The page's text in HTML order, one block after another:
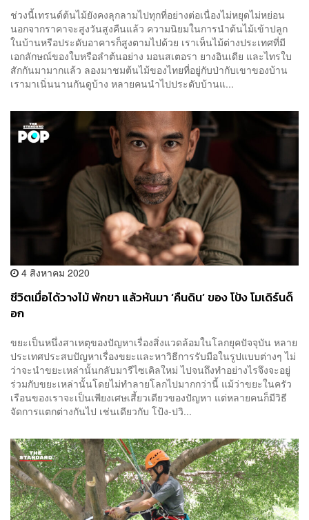
ช่วงนี้เทรนด์ต้นไม้ยังคงลุกลามไปทุกที่อย่างต่อเนื่องไม่หยุดไม่หย่อน
นอกจากราคาจะสูงวันสูงคืนแล้ว ความนิยมในการนำต้นไม้เข้าปลูก
ในบ้านหรือประดับอาคารก็สูงตามไปด้วย เราเห็นไม้ต่างประเทศที่มี
เอกลักษณ์ของใบหรือลำต้นอย่าง มอนสเตอรา ยางอินเดีย และไทรใบ
สักกันมามากแล้ว ลองมาชมต้นไม้ของไทยที่อยู่กับป่ากับเขาของบ้าน
เรามาเนิ่นนานกันดูบ้าง หลายคนนำไปประดับบ้านแ...
4 สิงหาคม 2020
ชีวิตเมื่อได้วางไม้ พักขา แล้วหันมา ‘คืนดิน’ ของ โป้ง โมเดิร์นด็
อก
ขยะเป็นหนึ่งสาเหตุของปัญหาเรื่องสิ่งแวดล้อมในโลกยุคปัจจุบัน หลาย
ประเทศประสบปัญหาเรื่องขยะและหาวิธีการรับมือในรูปแบบต่างๆ ไม่
ว่าจะนำขยะเหล่านั้นกลับมารีไซเคิลใหม่ ไปจนถึงทำอย่างไรจึงจะอยู่
ร่วมกับขยะเหล่านั้นโดยไม่ทำลายโลกไปมากกว่านี้ แม้ว่าขยะในครัว
เรือนของเราจะเป็นเพียงเศษเสี้ยวเดียวของปัญหา แต่หลายคนก็มีวิธี
จัดการแตกต่างกันไป เช่นเดียวกับ โป้ง-ปวิ...